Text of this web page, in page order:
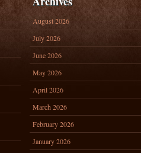
August 2026
July 2026
June 2026
May 2026
April 2026
March 2026
February 2026
January 2026